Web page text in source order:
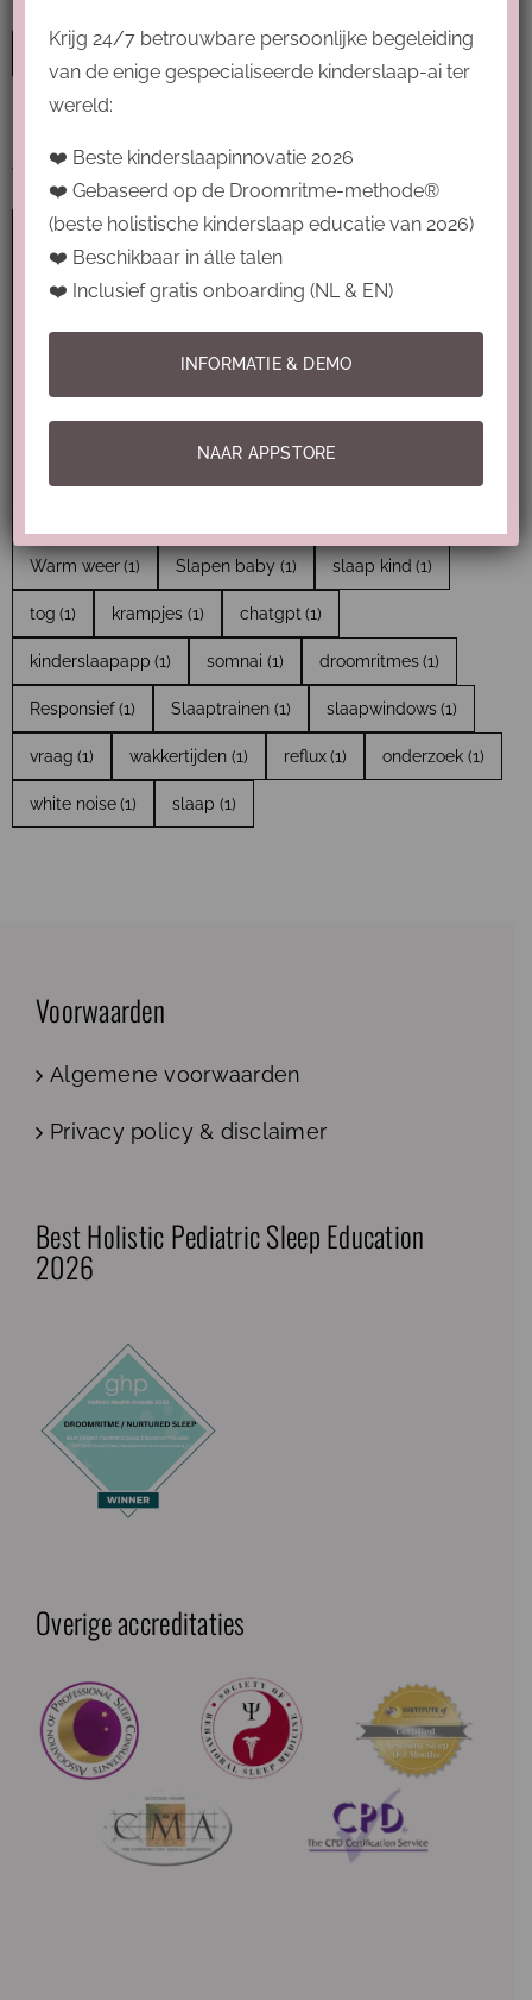
Publicatiedatum
Tags
Droomritme (7) slaap baby (7) Slaapbasis (5)
Inslapen baby (3) slaapregressie (3)
Slaapassociaties (3) korte slaapjes (2) Slaaptips (2)
slaap peuter (1)
slaapsysteem (1) slaapjes inkorten (1)
Warm weer (1) Slapen baby (1) slaap kind (1)
tog (1) krampjes (1) chatgpt (1)
kinderslaapapp (1) somnai (1) droomritmes (1)
Responsief (1) Slaaptrainen (1) slaapwindows (1)
vraag (1) wakkertijden (1) reflux (1) onderzoek (1)
white noise (1) slaap (1)
Voorwaarden
Algemene voorwaarden
Privacy policy & disclaimer
Best Holistic Pediatric Sleep Education
2026
Overige accreditaties
Krijg 24/7 betrouwbare persoonlijke begeleiding
van de enige gespecialiseerde kinderslaap-ai ter
wereld:
❤️ Beste kinderslaapinnovatie 2026
❤️ Gebaseerd op de Droomritme-methode®
(beste holistische kinderslaap educatie van 2026)
❤️ Beschikbaar in álle talen
❤️ Inclusief gratis onboarding (NL & EN)
INFORMATIE & DEMO
NAAR APPSTORE